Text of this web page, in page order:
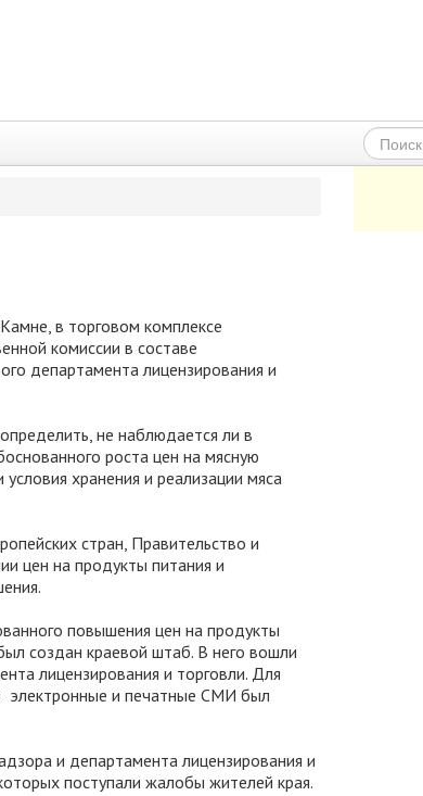
в торговом комплексе
комиссии в составе
департамента лицензирования и
не наблюдается ли в
роста цен на мясную
хранения и реализации мяса
стран, Правительство и
цен на продукты питания и
повышения цен на продукты
создан краевой штаб. В него вошли
лицензирования и торговли. Для
электронные и печатные СМИ был
и департамента лицензирования и
поступали жалобы жителей края.